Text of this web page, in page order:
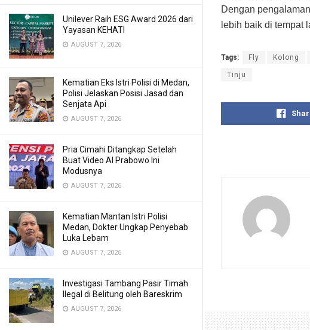
Unilever Raih ESG Award 2026 dari
Yayasan KEHATI
AUGUST 7, 2026
Kematian Eks Istri Polisi di Medan,
Polisi Jelaskan Posisi Jasad dan
Senjata Api
AUGUST 7, 2026
Pria Cimahi Ditangkap Setelah
Buat Video AI Prabowo Ini
Modusnya
AUGUST 7, 2026
Kematian Mantan Istri Polisi
Medan, Dokter Ungkap Penyebab
Luka Lebam
AUGUST 7, 2026
Investigasi Tambang Pasir Timah
Ilegal di Belitung oleh Bareskrim
AUGUST 7, 2026
Dengan
lebih baik di tempat
Tags: Fly Kolong
Tinju